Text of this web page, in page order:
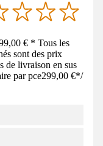
€ * Tous les
sont des prix
de livraison en sus
par pce299,00 €*/